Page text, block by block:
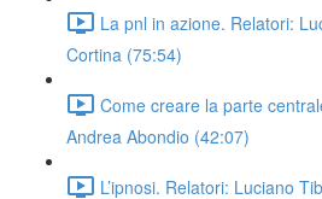
La pnl in azione. Relatori:
Cortina (75:54)
Come creare la parte
Andrea Abondio (42:07)
L’ipnosi. Relatori: Luciano